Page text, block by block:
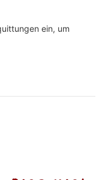
ein, um